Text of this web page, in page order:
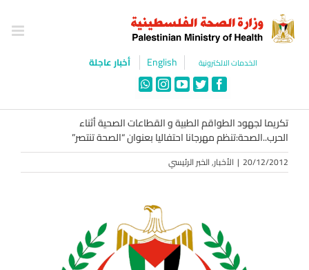
content
الخدمات الالكترونية English أخبار عاجلة
Facebook
Twitter
YouTube
Instagram
WhatsApp
تكريما لجهود الطواقم الطبية و القطاعات الصحية أثناء
الحرب..الصحة:تنظم مهرجانا احتفاليا بعنوان “الصحة تنتصر”
20/12/2012
| الأخبار,الخبر الرئيسي